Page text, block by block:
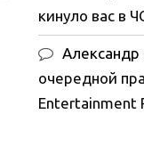
кинуло вас в
Александр
очередной
Entertainment